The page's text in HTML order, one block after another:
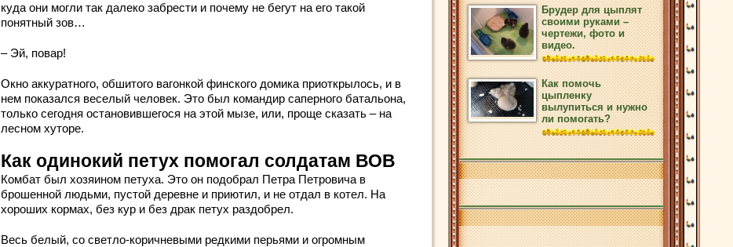
куда они могли так далеко забрести и почему не бегут на его такой
понятный зов…
– Эй, повар!
Окно аккуратного, обшитого вагонкой финского домика приоткрылось, и в
нем показался веселый человек. Это был командир саперного батальона,
только сегодня остановившегося на этой мызе, или, проще сказать – на
лесном хуторе.
Как одинокий петух помогал солдатам ВОВ
Комбат был хозяином петуха. Это он подобрал Петра Петровича в
брошенной людьми, пустой деревне и приютил, и не отдал в котел. На
хороших кормах, без кур и без драк петух раздобрел.
Весь белый, со светло-коричневыми редкими перьями и огромным
Брудер для цыплят
своими руками –
чертежи, фото и
видео.
Как помочь
цыпленку
вылупиться и нужно
ли помогать?